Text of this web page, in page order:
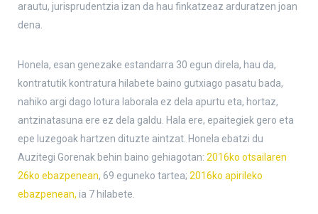
arautu, jurisprudentzia izan da hau finkatzeaz arduratzen joan
dena.
Honela, esan genezake estandarra 30 egun direla, hau da,
kontratutik kontratura hilabete baino gutxiago pasatu bada,
nahiko argi dago lotura laborala ez dela apurtu eta, hortaz,
antzinatasuna ere ez dela galdu. Hala ere, epaitegiek gero eta
epe luzegoak hartzen dituzte aintzat. Honela ebatzi du
Auzitegi Gorenak behin baino gehiagotan: 2016ko otsailaren
26ko ebazpenean, 69 eguneko tartea; 2016ko apirileko
ebazpenean, ia 7 hilabete.